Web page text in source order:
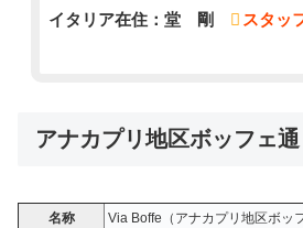
イタリア在住：堂 剛 スタッ
アナカプリ地区ボッフェ
名称
Via Boffe（アナカプリ地区ボッ